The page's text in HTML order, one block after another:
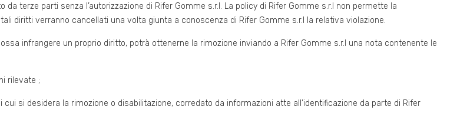
terze parti senza l’autorizzazione di Rifer Gomme s.r.l. La policy di Rifer Gomme s.r.l non permette la
diritti verranno cancellati una volta giunta a conoscenza di Rifer Gomme s.r.l la relativa violazione.
infrangere un proprio diritto, potrà ottenerne la rimozione inviando a Rifer Gomme s.r.l una nota contenente le
rilevate ;
si desidera la rimozione o disabilitazione, corredato da informazioni atte all’identificazione da parte di Rifer